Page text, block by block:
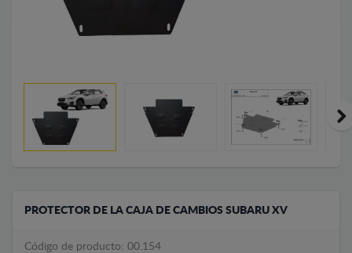
PROTECTOR DE LA CAJA DE CAMBIOS SUBARU XV
Código de producto: 00.154